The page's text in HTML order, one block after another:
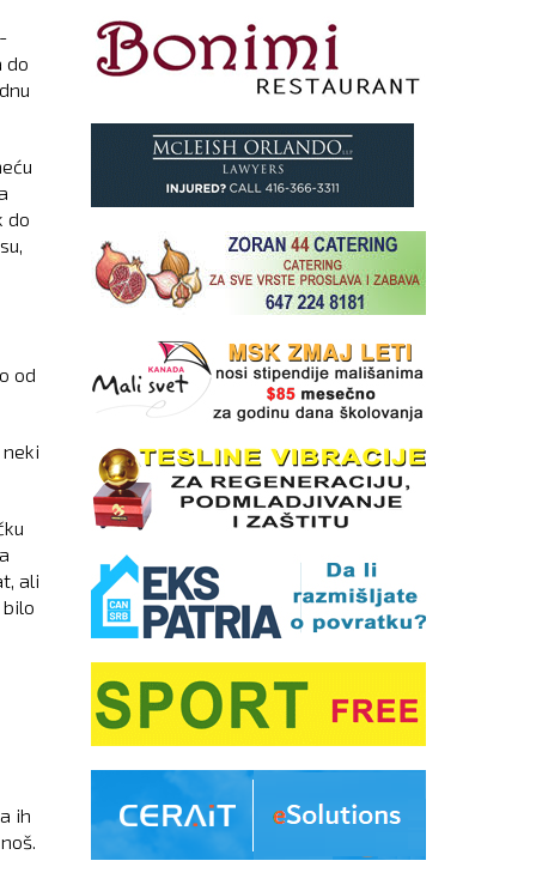
do
do
od
ali
bilo
ih